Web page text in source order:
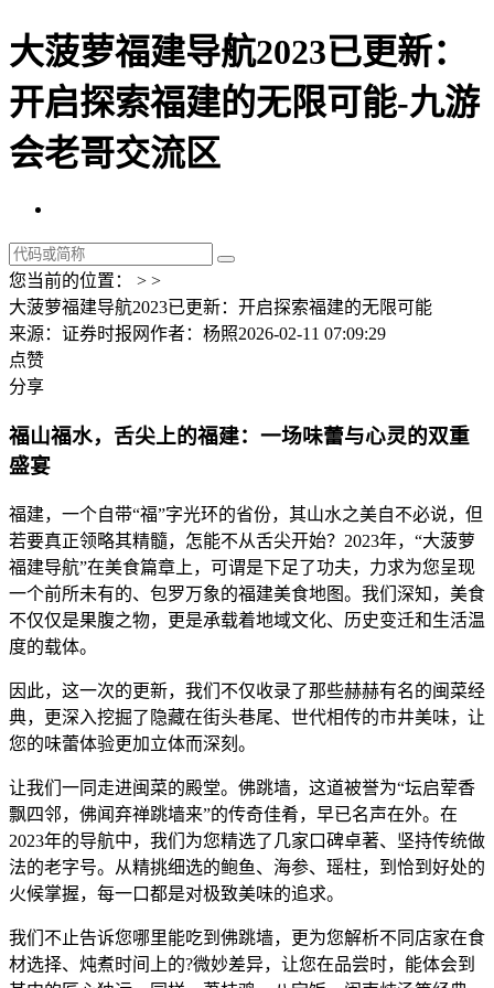
大菠萝福建导航2023已更新：
开启探索福建的无限可能-九游
会老哥交流区
您当前的位置： > >
大菠萝福建导航2023已更新：开启探索福建的无限可能
来源：证券时报网作者：杨照2026-02-11 07:09:29
点赞
分享
福山福水，舌尖上的福建：一场味蕾与心灵的双重
盛宴
福建，一个自带“福”字光环的省份，其山水之美自不必说，但
若要真正领略其精髓，怎能不从舌尖开始？2023年，“大菠萝
福建导航”在美食篇章上，可谓是下足了功夫，力求为您呈现
一个前所未有的、包罗万象的福建美食地图。我们深知，美食
不仅仅是果腹之物，更是承载着地域文化、历史变迁和生活温
度的载体。
因此，这一次的更新，我们不仅收录了那些赫赫有名的闽菜经
典，更深入挖掘了隐藏在街头巷尾、世代相传的市井美味，让
您的味蕾体验更加立体而深刻。
让我们一同走进闽菜的殿堂。佛跳墙，这道被誉为“坛启荤香
飘四邻，佛闻弃禅跳墙来”的传奇佳肴，早已名声在外。在
2023年的导航中，我们为您精选了几家口碑卓著、坚持传统做
法的老字号。从精挑细选的鲍鱼、海参、瑶柱，到恰到好处的
火候掌握，每一口都是对极致美味的追求。
我们不止告诉您哪里能吃到佛跳墙，更为您解析不同店家在食
材选择、炖煮时间上的?微妙差异，让您在品尝时，能体会到